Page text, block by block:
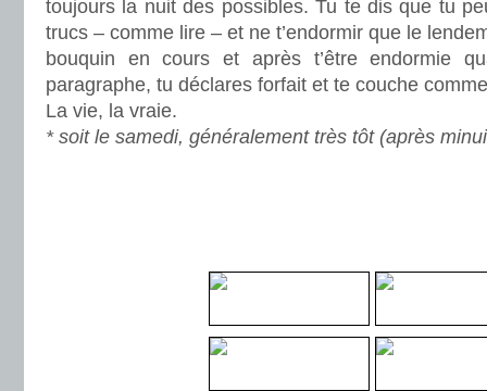
toujours la nuit des possibles. Tu te dis que tu
trucs – comme lire – et ne t’endormir que le
bouquin en cours et après t’être endormie
paragraphe, tu déclares forfait et te couche
La vie, la vraie.
* soit le samedi, généralement très tôt (après